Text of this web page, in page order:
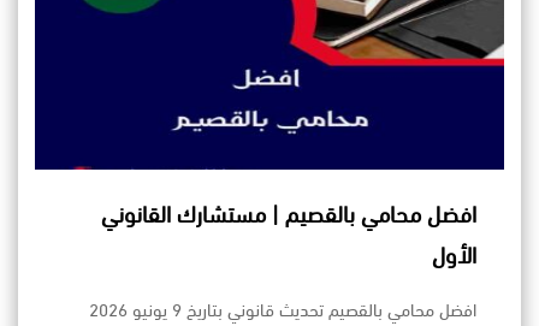
افضل محامي بالقصيم | مستشارك القانوني
الأول
افضل محامي بالقصيم تحديث قانوني بتاريخ 9 يونيو 2026